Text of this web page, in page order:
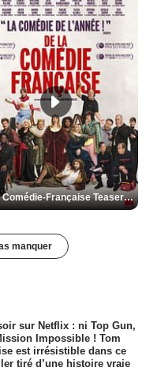
De la Comédie-Française Teaser VF
manquer
sur Netflix : ni Top Gun,
Impossible ! Tom
est irrésistible dans ce
tiré d’une histoire vraie